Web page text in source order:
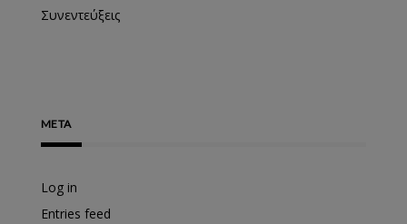
Συνεντεύξεις
META
Log in
Entries feed